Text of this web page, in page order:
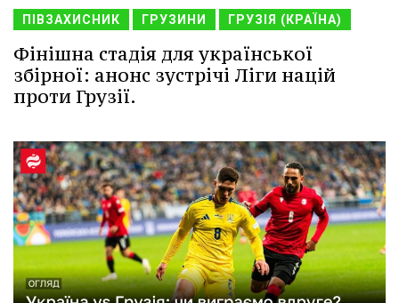
ПІВЗАХИСНИК ГРУЗИНИ ГРУЗІЯ (КРАЇНА)
Фінішна стадія для української
збірної: анонс зустрічі Ліги націй
проти Грузії.